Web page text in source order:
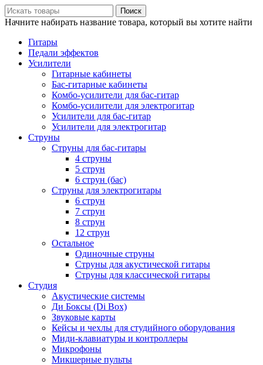
Поиск
Начните набирать название товара, который вы хотите найти
Гитары
Педали эффектов
Усилители
Гитарные кабинеты
Бас-гитарные кабинеты
Комбо-усилители для бас-гитар
Комбо-усилители для электрогитар
Усилители для бас-гитар
Усилители для электрогитар
Струны
Струны для бас-гитары
4 струны
5 струн
6 струн (бас)
Струны для электрогитары
6 струн
7 струн
8 струн
12 струн
Остальное
Одиночные струны
Струны для акустической гитары
Струны для классической гитары
Студия
Акустические системы
Ди Боксы (Di Box)
Звуковые карты
Кейсы и чехлы для студийного оборудования
Миди-клавиатуры и контроллеры
Микрофоны
Микшерные пульты